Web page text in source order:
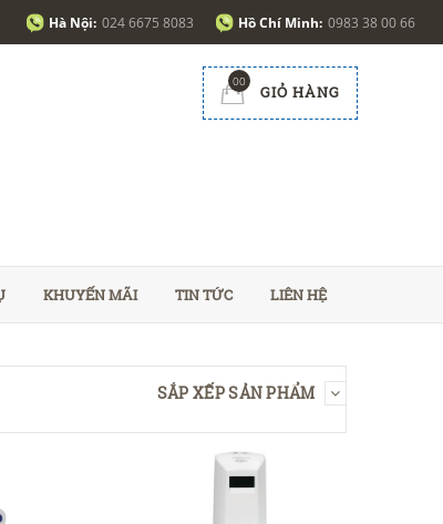
Hà Nội: 024 6675 8083 Hồ Chí Minh: 0983 38 00 66
00
GIỎ HÀNG
KHUYẾN MÃI TIN TỨC LIÊN HỆ
SẮP XẾP SẢN PHẨM